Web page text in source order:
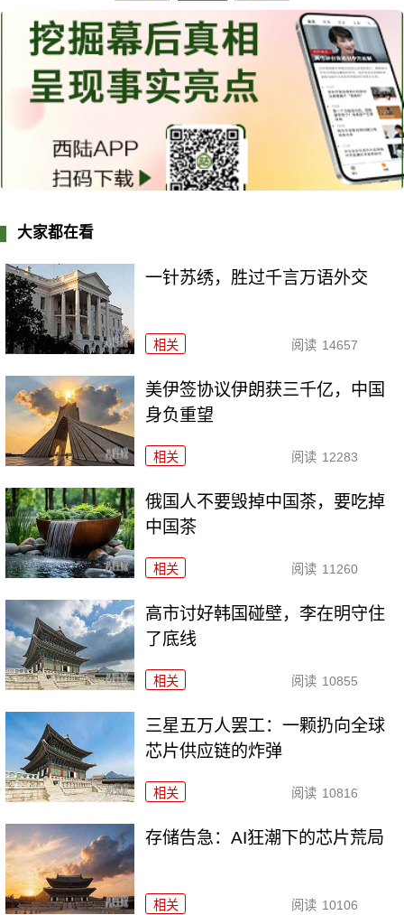
大家都在看
一针苏绣，胜过千言万语外交
相关 阅读 14657
美伊签协议伊朗获三千亿，中国
身负重望
相关 阅读 12283
俄国人不要毁掉中国茶，要吃掉
中国茶
相关 阅读 11260
高市讨好韩国碰壁，李在明守住
了底线
相关 阅读 10855
三星五万人罢工：一颗扔向全球
芯片供应链的炸弹
相关 阅读 10816
存储告急：AI狂潮下的芯片荒局
相关 阅读 10106